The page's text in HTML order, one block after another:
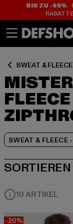
BIS ZU -65%
SWEAT & FLEECE
SWEAT &
SORTIEREN
10 ARTIKEL
-20%